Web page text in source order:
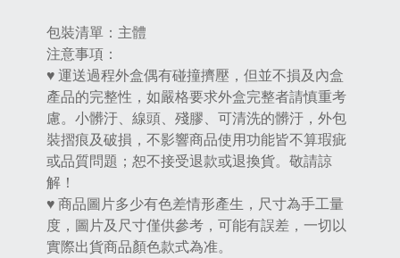
包裝清單：主體
注意事項：
♥ 運送過程外盒偶有碰撞擠壓，但並不損及內盒
產品的完整性，如嚴格要求外盒完整者請慎重考
慮。小髒汙、線頭、殘膠、可清洗的髒汙，外包
裝摺痕及破損，不影響商品使用功能皆不算瑕疵
或品質問題；恕不接受退款或退換貨。敬請諒
解！
♥ 商品圖片多少有色差情形產生，尺寸為手工量
度，圖片及尺寸僅供參考，可能有誤差，一切以
實際出貨商品顏色款式為准。